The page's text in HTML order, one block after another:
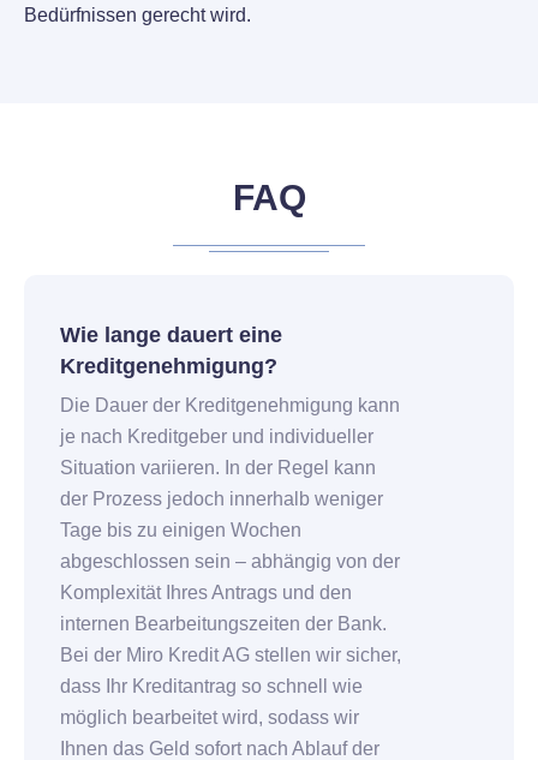
Bedürfnissen gerecht wird.
FAQ
Wie lange dauert eine
Kreditgenehmigung?
Die Dauer der Kreditgenehmigung kann
je nach Kreditgeber und individueller
Situation variieren. In der Regel kann
der Prozess jedoch innerhalb weniger
Tage bis zu einigen Wochen
abgeschlossen sein – abhängig von der
Komplexität Ihres Antrags und den
internen Bearbeitungszeiten der Bank.
Bei der Miro Kredit AG stellen wir sicher,
dass Ihr Kreditantrag so schnell wie
möglich bearbeitet wird, sodass wir
Ihnen das Geld sofort nach Ablauf der